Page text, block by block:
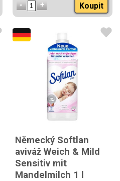
Koupit
Německý Softlan
aviváž Weich & Mild
Sensitiv mit
Mandelmilch 1 l